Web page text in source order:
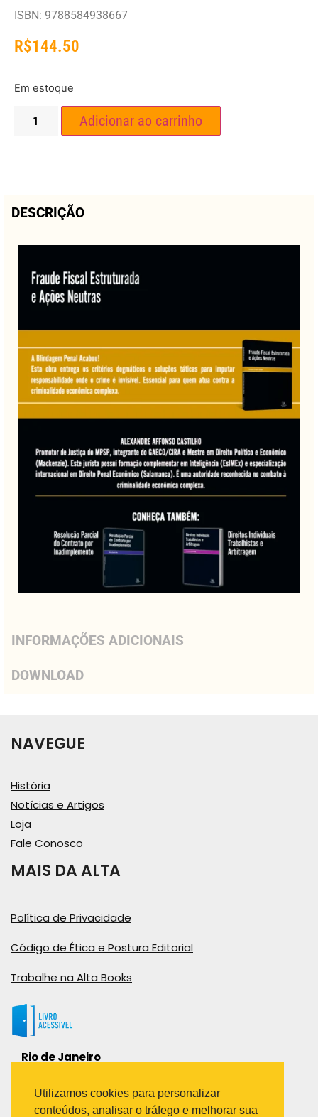
ISBN: 9788584938667
R$144.50
Em estoque
Adicionar ao carrinho
DESCRIÇÃO
INFORMAÇÕES ADICIONAIS
DOWNLOAD
NAVEGUE
História
Notícias e Artigos
Loja
Fale Conosco
MAIS DA ALTA
Política de Privacidade
Código de Ética e Postura Editorial
Trabalhe na Alta Books
Rio de Janeiro
Bairro Industrial do Jacaré
Rio de Janeiro – RJ – CEP: 20970-031
Utilizamos cookies para personalizar
conteúdos, analisar o tráfego e melhorar sua